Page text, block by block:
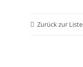
Zurück zur Liste